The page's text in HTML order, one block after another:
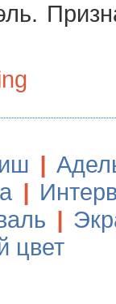
|
|
|
цвет